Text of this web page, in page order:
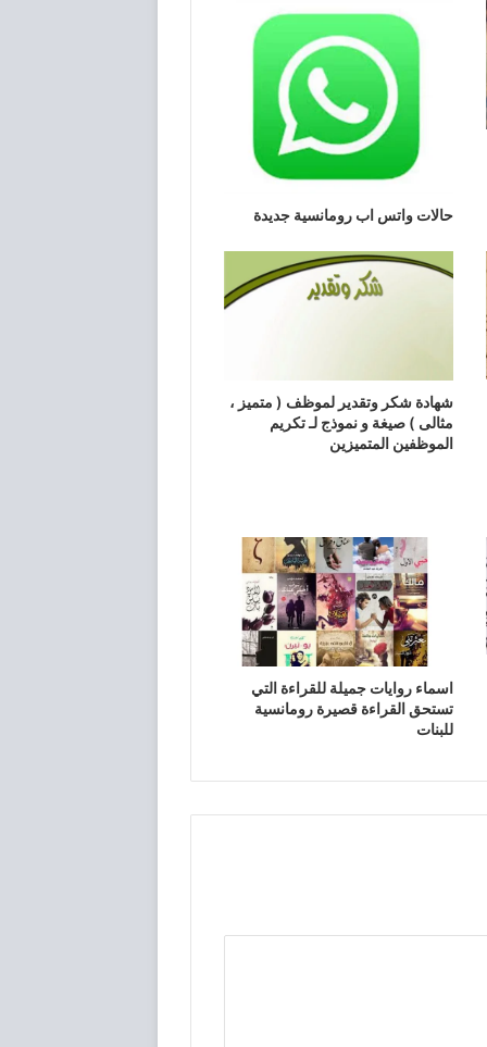
حالات واتس اب رومانسية جديدة
شهادة شكر وتقدير لموظف ( متميز ،
مثالى ) صيغة و نموذج لـ تكريم
الموظفين المتميزين
اسماء روايات جميلة للقراءة التي
تستحق القراءة قصيرة رومانسية
للبنات